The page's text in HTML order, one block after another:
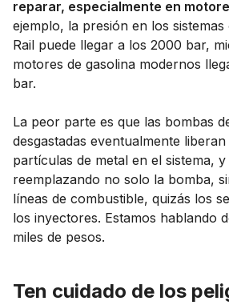
reparar, especialmente en
ejemplo, la presión en los sistemas
Rail puede llegar a los 2000 bar,
motores de gasolina modernos
bar.
La peor parte es que las bombas
desgastadas eventualmente
partículas de metal en el sistema,
reemplazando no solo la bomba,
líneas de combustible, quizás los
los inyectores. Estamos hablando
miles de pesos.
Ten cuidado de los